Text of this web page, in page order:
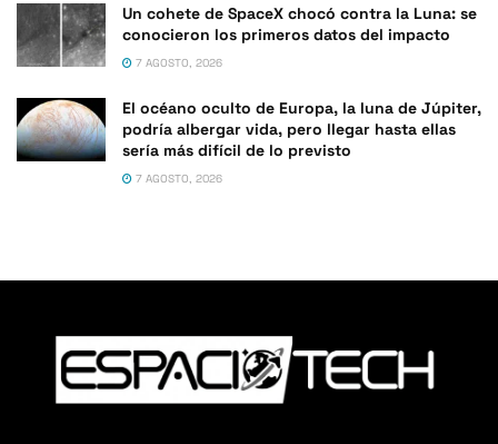
Un cohete de SpaceX chocó contra la Luna: se
conocieron los primeros datos del impacto
7 AGOSTO, 2026
El océano oculto de Europa, la luna de Júpiter,
podría albergar vida, pero llegar hasta ellas
sería más difícil de lo previsto
7 AGOSTO, 2026